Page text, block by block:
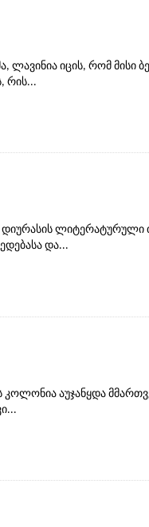
იცის, რომ მისი
რის...
დიურასის
და...
აუჯანყდა